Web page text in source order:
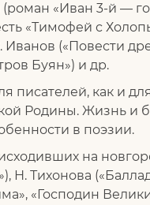
«Иван 3-й —
«Тимофей с
(«Повести
Буян») и др.
писателей, как и
Родины. Жизнь и
в поэзии.
на
Н. Тихонова
«Господин